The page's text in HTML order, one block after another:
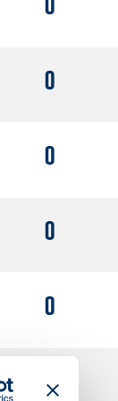
0
0
0
0
0
0